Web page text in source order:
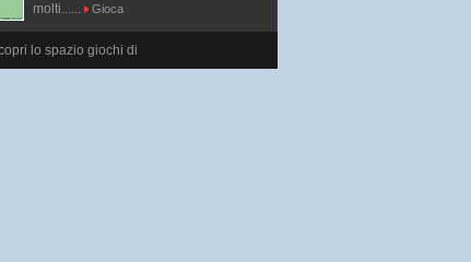
molti......
Gioca
lo spazio giochi di